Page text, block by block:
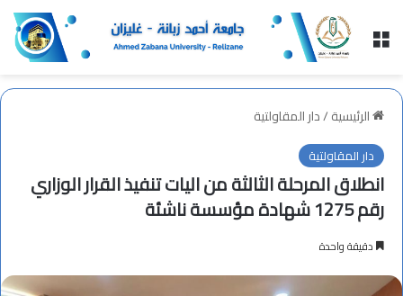
القائمة
الرئيسية/دار المقاولتية
دار المقاولتية
انطلاق المرحلة الثالثة من اليات تنفيذ القرار الوزاري
رقم 1275 شهادة مؤسسة ناشئة
دقيقة واحدة